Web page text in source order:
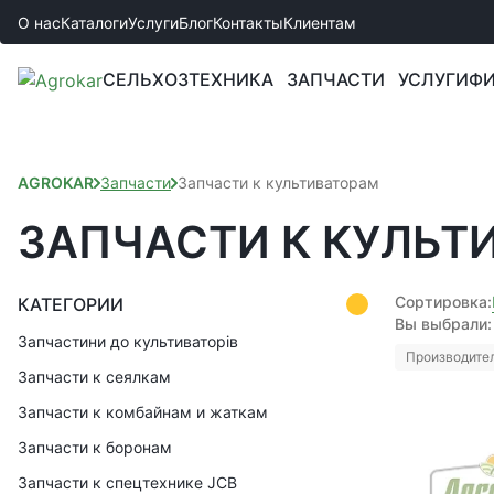
О насКаталогиУслугиБлогКонтактыКлиентам
СЕЛЬХОЗТЕХНИКА ЗАПЧАСТИ УСЛУГИ
AGROKAR Запчасти Запчасти к культиваторам
ЗАПЧАСТИ К
КАТЕГОРИИ
Запчастини до культиваторів
Запчасти к сеялкам
Запчасти к комбайнам и жаткам
Запчасти к боронам
Запчасти к спецтехнике JCB
Сортировка:
Вы выбрали: